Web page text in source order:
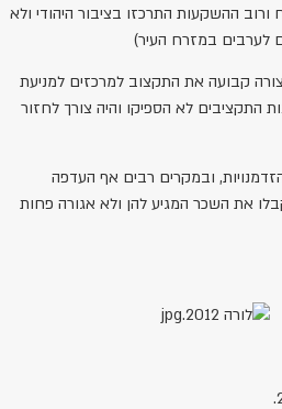
ההשקעות התרכזו בציבור היהודי ולא
לערבים במזרח העיר)
קבועה את התקצוב למרכזים למניעת
התקציבים לא הספיקו והיה צורך לחזור
ובמקרים רבים אף העדפה
את השכר המגיע להן ולא אגורה פחות